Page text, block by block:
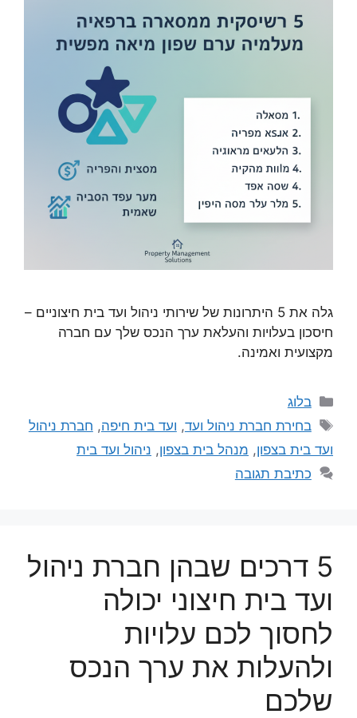
גלה את 5 היתרונות של שירותי ניהול ועד בית חיצוניים –
חיסכון בעלויות והעלאת ערך הנכס שלך עם חברה
מקצועית ואמינה.
בלוג
בחירת חברת ניהול ועד, ועד בית חיפה, חברת ניהול
ועד בית בצפון, מנהל בית בצפון, ניהול ועד בית
כתיבת תגובה
5 דרכים שבהן חברת ניהול
ועד בית חיצוני יכולה
לחסוך לכם עלויות
ולהעלות את ערך הנכס
שלכם